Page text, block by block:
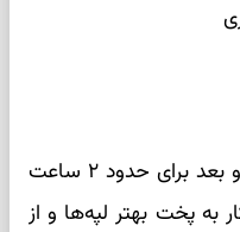
برای شروع باید لپه‌ها را بشویید و بعد برای حدود ۲ ساعت
به پخت بهتر لپه‌ها و از